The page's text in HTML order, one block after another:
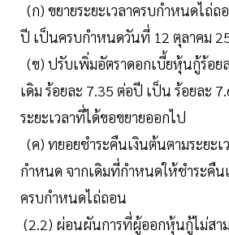
(ก) ขยายระยะเวลาครบกำหนดไถ่
ปี เป็นครบกำหนดวันที่ 12 ตุลาคม
(ข) ปรับเพิ่มอัตราดอกเบี้ยหุ้นกู้ร้อย
เดิม ร้อยละ 7.35 ต่อปี เป็น ร้อยละ
ระยะเวลาที่ได้ขอขยายออกไป
(ค) ทยอยชำระคืนเงินต้นตามระยะ
กำหนด จากเดิมที่กำหนดให้ชำระคืน
ครบกำหนดไถ่ถอน
(2.2) ผ่อนผันการที่ผู้ออกหุ้นกู้ไม่สา